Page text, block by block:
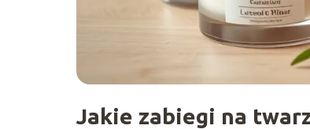
Jakie zabiegi na